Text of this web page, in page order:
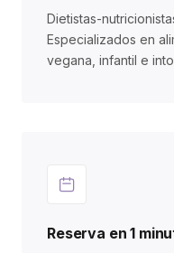
Dietistas-
Especializados en
vegana, infantil e
Reserva en 1